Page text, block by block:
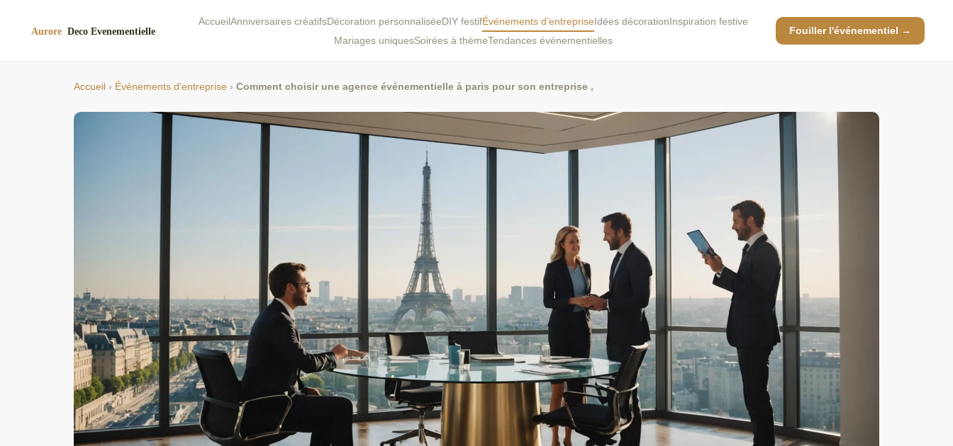
AccueilAnniversaires créatifsDécoration personnaliséeDIY festifÉvénements d’entrepriseIdées décorationInspiration festive
Mariages uniquesSoirées à thèmeTendances événementielles
Fouiller l'événementiel →
Accueil › Événements d’entreprise › Comment choisir une agence événementielle à paris pour son entreprise ,